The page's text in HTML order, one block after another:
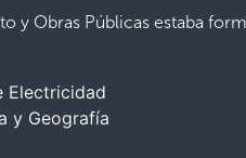
y Obras Públicas estaba
Electricidad
y Geografía